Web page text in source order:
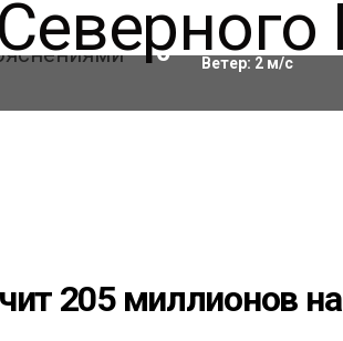
10°C Влажность:73%
Ветер: 2м/с
205 миллионов на